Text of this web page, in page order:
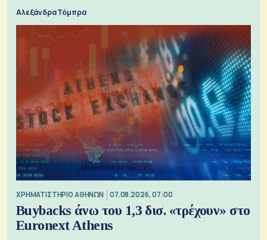
Αλεξάνδρα Τόμπρα
XΡΗΜΑΤΙΣΤΗΡΙΟ ΑΘΗΝΩΝ 07.08.2026, 07:00
Buybacks άνω του 1,3 δισ. «τρέχουν» στο
Euronext Athens